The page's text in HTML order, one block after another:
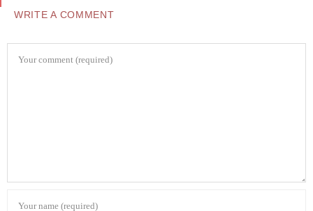
WRITE A COMMENT